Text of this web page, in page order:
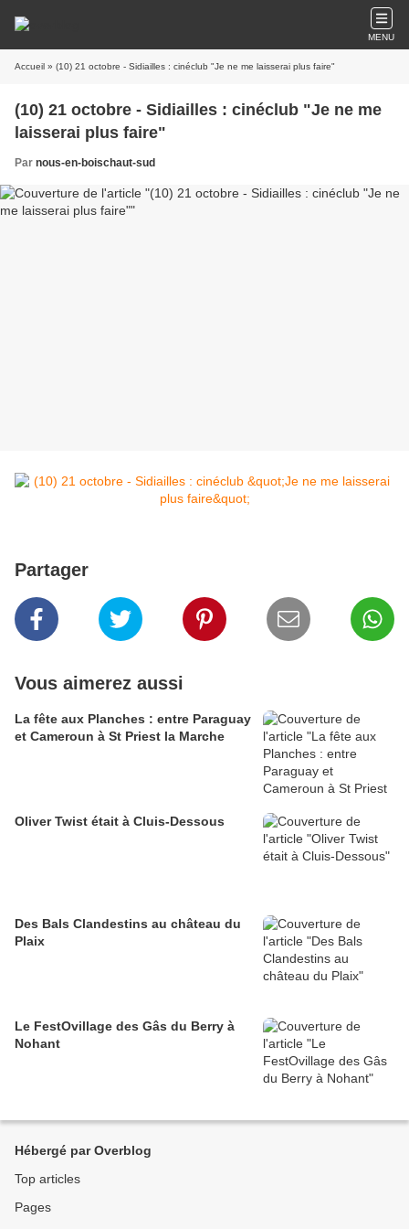
MENU
Accueil » (10) 21 octobre - Sidiailles : cinéclub "Je ne me laisserai plus faire"
(10) 21 octobre - Sidiailles : cinéclub "Je ne me
laisserai plus faire"
Par nous-en-boischaut-sud
Partager
Vous aimerez aussi
La fête aux Planches : entre Paraguay
et Cameroun à St Priest la Marche
Oliver Twist était à Cluis-Dessous
Des Bals Clandestins au château du
Plaix
Le FestOvillage des Gâs du Berry à
Nohant
Hébergé par Overblog
Top articles
Pages